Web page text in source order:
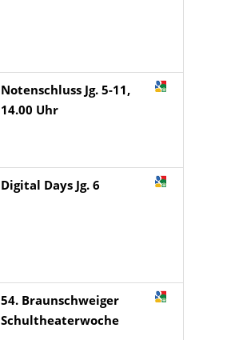
Notenschluss Jg. 5-11,
14.00 Uhr
Digital Days Jg. 6
54. Braunschweiger
Schultheaterwoche